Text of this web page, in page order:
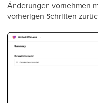
Änderungen vornehmen
vorherigen Schritten